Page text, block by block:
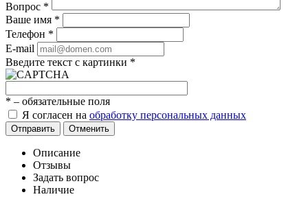
Вопрос *
Ваше имя *
Телефон *
E-mail
Введите текст с картинки *
* – обязательные поля
Я согласен на обработку персональных данных
Отправить Отменить
Описание
Отзывы
Задать вопрос
Наличие